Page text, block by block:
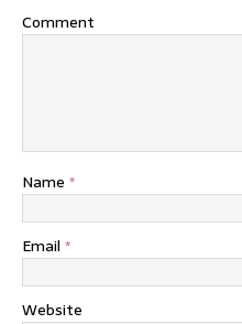
Comment
Name *
Email *
Website